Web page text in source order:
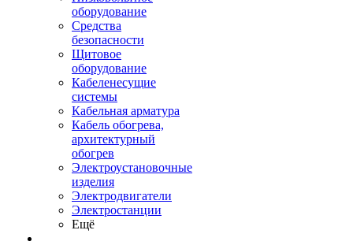
оборудование
Средства
безопасности
Щитовое
оборудование
Кабеленесущие
системы
Кабельная арматура
Кабель обогрева,
архитектурный
обогрев
Электроустановочные
изделия
Электродвигатели
Электростанции
Ещё